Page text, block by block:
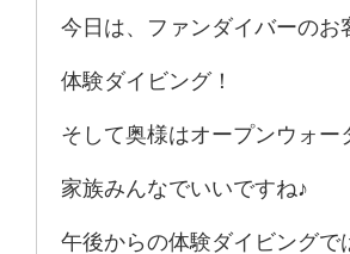
今日は、ファンダイバーのお
体験ダイビング！
そして奥様はオープンウォ
家族みんなでいいですね♪
午後からの体験ダイビング